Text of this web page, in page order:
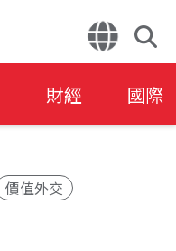
財經 國際
價值外交